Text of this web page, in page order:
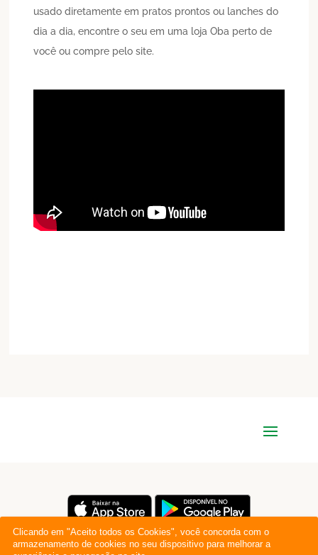
usado diretamente em pratos prontos ou lanches do
dia a dia, encontre o seu em uma loja Oba perto de
você ou compre pelo site.
Clicando em "Aceito todos os Cookies", você concorda com o
armazenamento de cookies no seu dispositivo para melhorar a